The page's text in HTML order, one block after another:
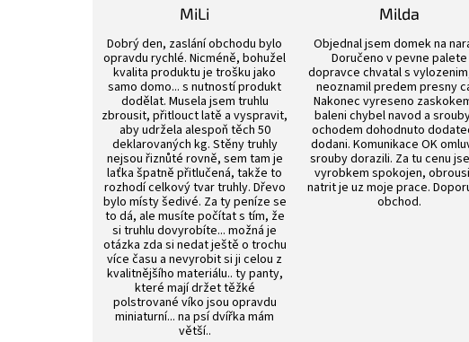
MiLi
Hodnocení obchodu je 3 z 5 hvězdiček.
Dobrý den, zaslání obchodu bylo
opravdu rychlé. Nicméně, bohužel
kvalita produktu je trošku jako
samo domo... s nutností produkt
dodělat. Musela jsem truhlu
zbrousit, přitlouct latě a vyspravit,
aby udržela alespoň těch 50
deklarovaných kg. Stěny truhly
nejsou řiznůté rovně, sem tam je
laťka špatně přitlučená, takže to
rozhodí celkový tvar truhly. Dřevo
bylo místy šedivé. Za ty peníze se
to dá, ale musíte počítat s tím, že
si truhlu dovyrobíte... možná je
otázka zda si nedat ještě o trochu
více času a nevyrobit si ji celou z
kvalitnějšího materiálu.. ty panty,
které mají držet těžké
polstrované víko jsou opravdu
miniaturní... na psí dvířka mám
větší..
Milda
Hodnocení
Objednal jsem domek na
Doručeno v pevne palete
dopravce chvatal s
neoznamil predem presny
Nakonec vyreseno
baleni chybel navod a
ochodem dohodnuto
dodani. Komunikace OK
srouby dorazili. Za tu cenu
vyrobkem spokojen,
natrit je uz moje prace.
obchod.